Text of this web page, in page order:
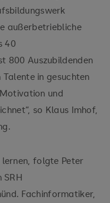
außerbetriebliche
40
800 Auszubildenden
in gesuchten
und
so Klaus Imhof,
lernen, folgte Peter
SRH
Fachinformatiker,